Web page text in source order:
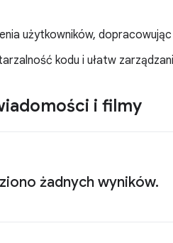
użytkowników, dopracowując
kodu i ułatw
i filmy
żadnych wyników.